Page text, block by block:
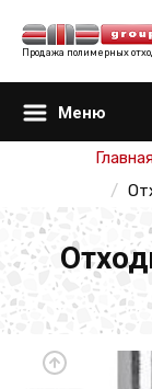
Продажа полимерных
Меню